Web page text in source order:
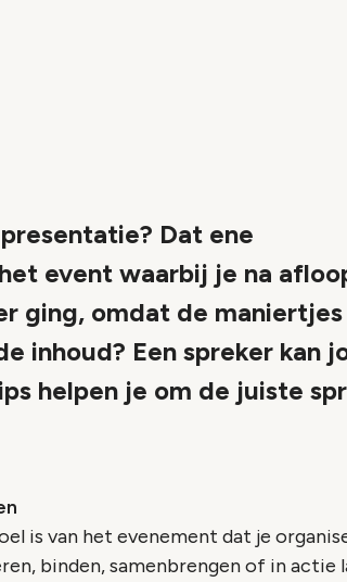
Dat ene
event waarbij je na
ging, omdat de maniertjes
inhoud? Een spreker kan
helpen je om de juiste
is van het evenement dat je
binden, samenbrengen of in actie